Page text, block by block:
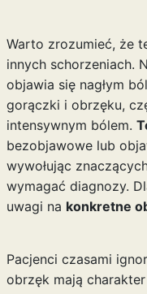
Warto zrozumieć, że
innych schorzeniach.
objawia się nagłym
gorączki i obrzęku,
intensywnym bólem.
bezobjawowe lub
wywołując
wymagać diagnozy.
uwagi na konkretne
Pacjenci czasami
obrzęk mają